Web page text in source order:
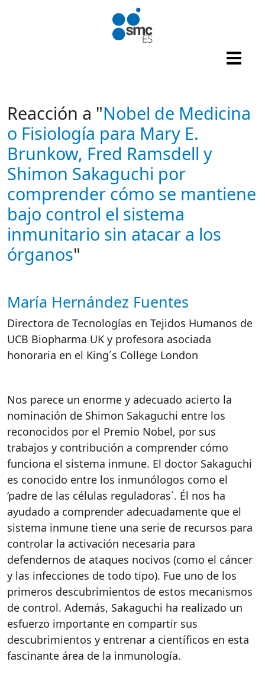
Pasar al contenido principal
Reacción a "Nobel de Medicina
o Fisiología para Mary E.
Brunkow, Fred Ramsdell y
Shimon Sakaguchi por
comprender cómo se mantiene
bajo control el sistema
inmunitario sin atacar a los
órganos"
Autor/es reacciones
María Hernández Fuentes
Directora de Tecnologías en Tejidos Humanos de
UCB Biopharma UK y profesora asociada
honoraria en el King´s College London
Nos parece un enorme y adecuado acierto la
nominación de Shimon Sakaguchi entre los
reconocidos por el Premio Nobel, por sus
trabajos y contribución a comprender cómo
funciona el sistema inmune. El doctor Sakaguchi
es conocido entre los inmunólogos como el
‘padre de las células reguladoras´. Él nos ha
ayudado a comprender adecuadamente que el
sistema inmune tiene una serie de recursos para
controlar la activación necesaria para
defendernos de ataques nocivos (como el cáncer
y las infecciones de todo tipo). Fue uno de los
primeros descubrimientos de estos mecanismos
de control. Además, Sakaguchi ha realizado un
esfuerzo importante en compartir sus
descubrimientos y entrenar a científicos en esta
fascinante área de la inmunología.